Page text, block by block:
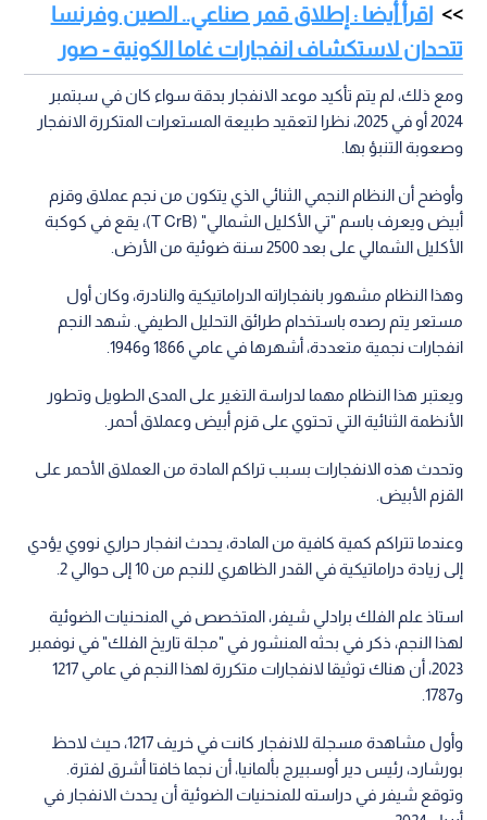
اقرأ أيضا : إطلاق قمر صناعي.. الصين وفرنسا
تتحدان لاستكشاف انفجارات غاما الكونية - صور
ومع ذلك، لم يتم تأكيد موعد الانفجار بدقة سواء كان في سبتمبر
2024 أو في 2025، نظرا لتعقيد طبيعة المستعرات المتكررة الانفجار
وصعوبة التنبؤ بها.
وأوضح أن النظام النجمي الثنائي الذي يتكون من نجم عملاق وقزم
أبيض ويعرف باسم "تي الأكليل الشمالي" (T CrB)، يقع في كوكبة
الأكليل الشمالي على بعد 2500 سنة ضوئية من الأرض.
وهذا النظام مشهور بانفجاراته الدراماتيكية والنادرة، وكان أول
مستعر يتم رصده باستخدام طرائق التحليل الطيفي. شهد النجم
انفجارات نجمية متعددة، أشهرها في عامي 1866 و1946.
ويعتبر هذا النظام مهما لدراسة التغير على المدى الطويل وتطور
الأنظمة الثنائية التي تحتوي على قزم أبيض وعملاق أحمر.
وتحدث هذه الانفجارات بسبب تراكم المادة من العملاق الأحمر على
القزم الأبيض.
وعندما تتراكم كمية كافية من المادة، يحدث انفجار حراري نووي يؤدي
إلى زيادة دراماتيكية في القدر الظاهري للنجم من 10 إلى حوالي 2.
استاذ علم الفلك برادلي شيفر، المتخصص في المنحنيات الضوئية
لهذا النجم، ذكر في بحثه المنشور في "مجلة تاريخ الفلك" في نوفمبر
2023، أن هناك توثيقا لانفجارات متكررة لهذا النجم في عامي 1217
و1787.
وأول مشاهدة مسجلة للانفجار كانت في خريف 1217، حيث لاحظ
بورشارد، رئيس دير أوسبيرج بألمانيا، أن نجما خافتا أشرق لفترة.
وتوقع شيفر في دراسته للمنحنيات الضوئية أن يحدث الانفجار في